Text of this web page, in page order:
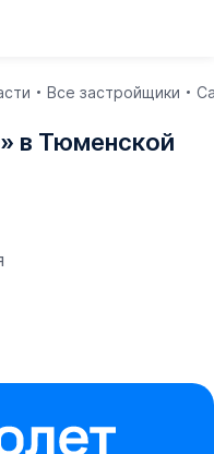
Все застройщики
в Тюменской